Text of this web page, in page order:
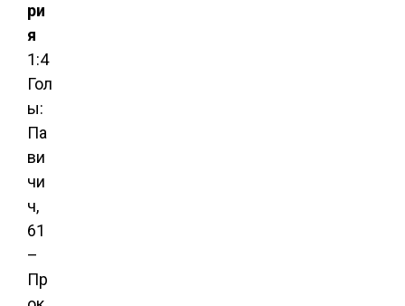
ри
я
1:4
Гол
ы:
Па
ви
чи
ч,
61
–
Пр